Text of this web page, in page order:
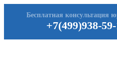
+7(499)938-
Бесплатная консультация